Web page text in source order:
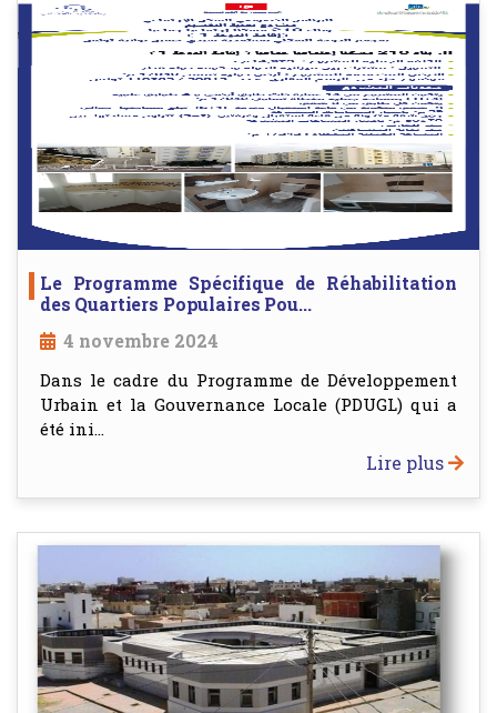
Le Programme Spécifique de Réhabilitation
des Quartiers Populaires Pou...
4 novembre 2024
Dans le cadre du Programme de Développement
Urbain et la Gouvernance Locale (PDUGL) qui a
été ini...
Lire plus